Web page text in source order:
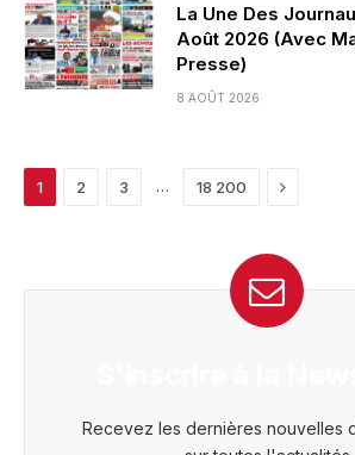
La Une Des
Août 2026 (Avec
Presse)
8 AOÛT 2026
1 2 3 … 18 200 Next
Recevez les dernières nouvelles